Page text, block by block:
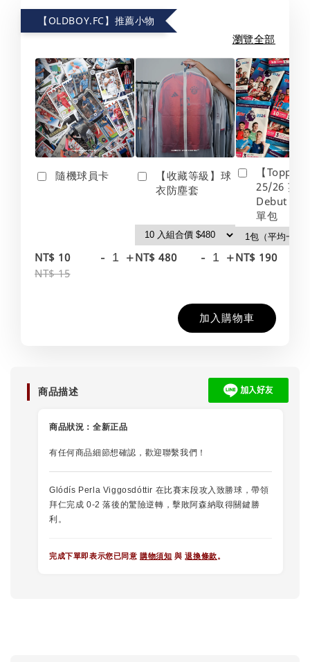
【OLDBOY.FC】推薦小物
瀏覽全部
隨機球員卡
NT$ 10
NT$ 15
- +
【收藏等級】球
衣防塵套
NT$ 480 - +
【Topps】
25/26 英
Debut
單包
NT$ 190
加入購物車
商品描述
商品狀況： 全新正品
有任何商品細節想確認，歡迎聯繫我們！
Glódís Perla Viggosdóttir 在比賽末段攻入致勝球，帶領
拜仁完成 0-2 落後的驚險逆轉，擊敗阿森納取得關鍵勝
利。
完成下單即表示您已同意 購物須知 與退換條款。